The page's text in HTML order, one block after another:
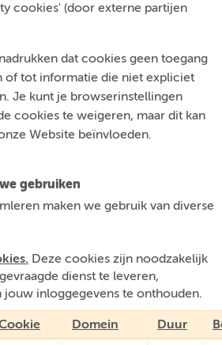
cookies' (door externe partijen
dat cookies geen toegang
of tot informatie die niet expliciet
Je kunt je browserinstellingen
cookies te weigeren, maar dit kan
Website beïnvloeden.
gebruiken
maken we gebruik van diverse
Deze cookies zijn noodzakelijk
dienst te leveren,
inloggegevens te onthouden.
Domein Duur